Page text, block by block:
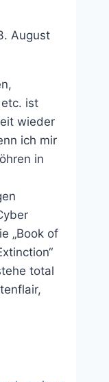
August
ist
wieder
ich mir
in
„Book of
total